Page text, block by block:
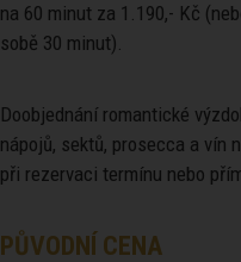
na 60 minut za 1.190,- Kč
sobě 30 minut).
Doobjednání romantické
nápojů, sektů, prosecca a vín
při rezervaci termínu nebo
PŮVODNÍ CENA